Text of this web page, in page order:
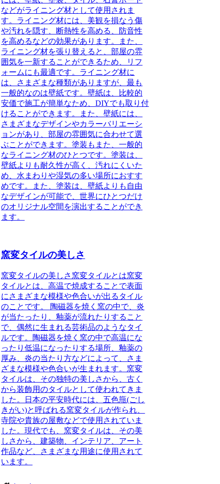
などがライニング材として使用されま
す。ライニング材には、美観を損なう傷
や汚れを隠す、断熱性を高める、防音性
を高めるなどの効果があります。また、
ライニング材を張り替えると、部屋の雰
囲気を一新することができるため、リフ
ォームにも最適です。ライニング材に
は、さまざまな種類がありますが、最も
一般的なのは壁紙です。壁紙は、比較的
安価で施工が簡単なため、DIYでも取り付
けることができます。また、壁紙には、
さまざまなデザインやカラーバリエーシ
ョンがあり、部屋の雰囲気に合わせて選
ぶことができます。塗装もまた、一般的
なライニング材のひとつです。塗装は、
壁紙よりも耐久性が高く、汚れにくいた
め、水まわりや湿気の多い場所におすす
めです。また、塗装は、壁紙よりも自由
なデザインが可能で、世界にひとつだけ
のオリジナル空間を演出することができ
ます。
窯変タイルの美しさ
窯変タイルの美しさ窯変タイルとは窯変
タイルとは、高温で焼成することで表面
にさまざまな模様や色合いが出るタイル
のことです。 陶磁器を焼く窯の中で、炎
が当たったり、釉薬が流れたりすること
で、偶然に生まれる芸術品のようなタイ
ルです。陶磁器を焼く窯の中で高温にな
ったり低温になったりする場所、釉薬の
厚み、炎の当たり方などによって、さま
ざまな模様や色合いが生まれます。窯変
タイルは、その独特の美しさから、古く
から装飾用のタイルとして使われてきま
した。日本の平安時代には、五色甁(ごし
きがい)と呼ばれる窯変タイルが作られ、
寺院や貴族の屋敷などで使用されていま
した。現代でも、窯変タイルは、その美
しさから、建築物、インテリア、アート
作品など、さまざまな用途に使用されて
います。